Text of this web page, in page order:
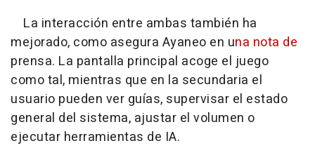
La interacción entre ambas también ha
mejorado, como asegura Ayaneo en una nota de
prensa. La pantalla principal acoge el juego
como tal, mientras que en la secundaria el
usuario pueden ver guías, supervisar el estado
general del sistema, ajustar el volumen o
ejecutar herramientas de IA.